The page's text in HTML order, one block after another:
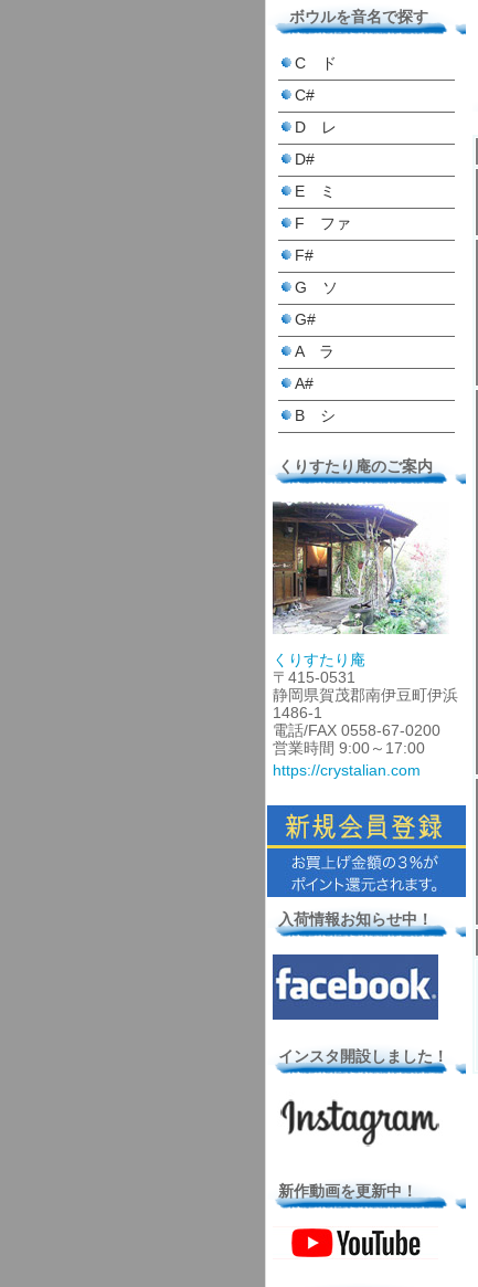
ボウルを音名で探す
C ド
C#
D レ
D#
E ミ
F ファ
F#
G ソ
G#
A ラ
A#
B シ
くりすたり庵のご案内
くりすたり庵
〒415-0531
静岡県賀茂郡南伊豆町伊浜
1486-1
電話/FAX 0558-67-0200
営業時間 9:00～17:00
https://crystalian.com
入荷情報お知らせ中！
インスタ開設しました！
新作動画を更新中！